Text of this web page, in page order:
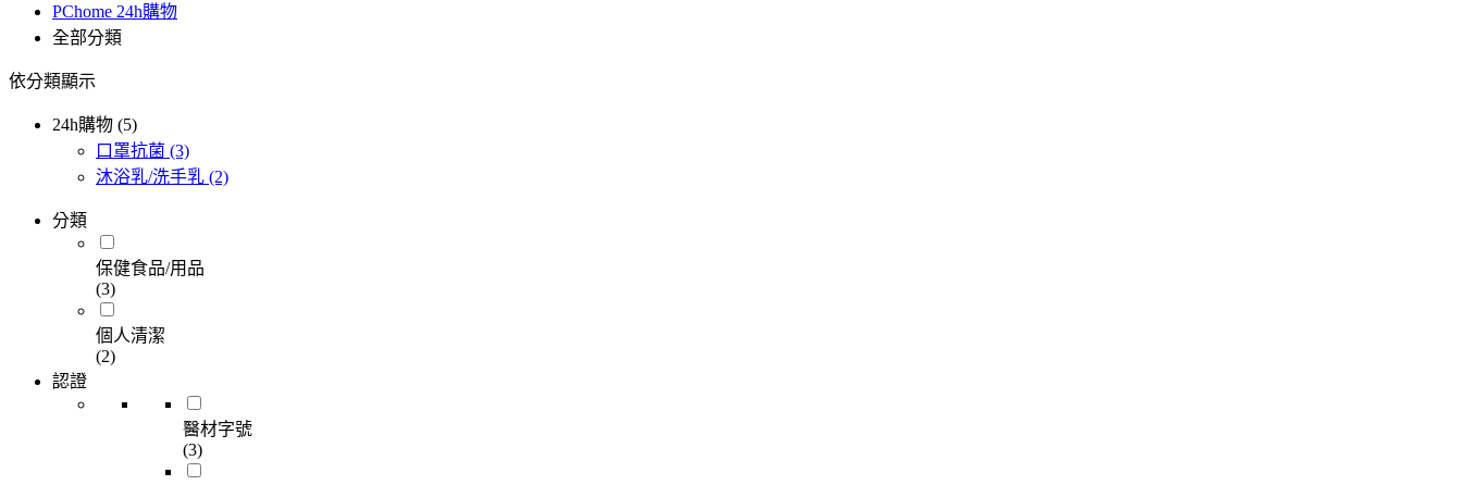
PChome 24h購物
全部分類
依分類顯示
24h購物 (5)
口罩抗菌 (3)
沐浴乳/洗手乳 (2)
分類
保健食品/用品
(3)
個人清潔
(2)
認證
醫材字號
(3)